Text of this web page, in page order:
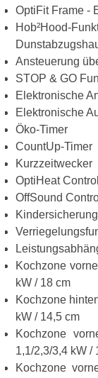
OptiFit Frame -
Hob²Hood-
Ansteuerung
STOP & GO
Elektronische
Elektronische
Öko-Timer
CountUp-Timer
Kurzzeitwecker
OptiHeat
OffSound
Kindersicherung
Kochzone
kW / 18 cm
Kochzone
kW / 14,5 cm
Kochzone
1,1/2,3/3,4 kW /
Kochzone